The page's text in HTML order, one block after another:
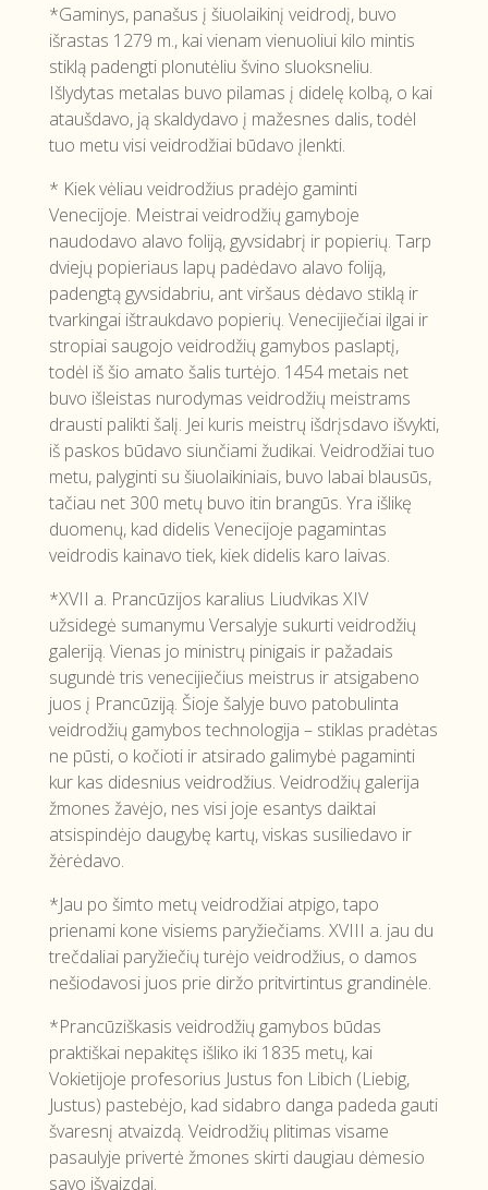
*Gaminys, panašus į šiuolaikinį veidrodį, buvo
išrastas 1279 m., kai vienam vienuoliui kilo mintis
stiklą padengti plonutėliu švino sluoksneliu.
Išlydytas metalas buvo pilamas į didelę kolbą, o kai
ataušdavo, ją skaldydavo į mažesnes dalis, todėl
tuo metu visi veidrodžiai būdavo įlenkti.
* Kiek vėliau veidrodžius pradėjo gaminti
Venecijoje. Meistrai veidrodžių gamyboje
naudodavo alavo foliją, gyvsidabrį ir popierių. Tarp
dviejų popieriaus lapų padėdavo alavo foliją,
padengtą gyvsidabriu, ant viršaus dėdavo stiklą ir
tvarkingai ištraukdavo popierių. Venecijiečiai ilgai ir
stropiai saugojo veidrodžių gamybos paslaptį,
todėl iš šio amato šalis turtėjo. 1454 metais net
buvo išleistas nurodymas veidrodžių meistrams
drausti palikti šalį. Jei kuris meistrų išdrįsdavo išvykti,
iš paskos būdavo siunčiami žudikai. Veidrodžiai tuo
metu, palyginti su šiuolaikiniais, buvo labai blausūs,
tačiau net 300 metų buvo itin brangūs. Yra išlikę
duomenų, kad didelis Venecijoje pagamintas
veidrodis kainavo tiek, kiek didelis karo laivas.
*XVII a. Prancūzijos karalius Liudvikas XIV
užsidegė sumanymu Versalyje sukurti veidrodžių
galeriją. Vienas jo ministrų pinigais ir pažadais
sugundė tris venecijiečius meistrus ir atsigabeno
juos į Prancūziją. Šioje šalyje buvo patobulinta
veidrodžių gamybos technologija – stiklas pradėtas
ne pūsti, o kočioti ir atsirado galimybė pagaminti
kur kas didesnius veidrodžius. Veidrodžių galerija
žmones žavėjo, nes visi joje esantys daiktai
atsispindėjo daugybę kartų, viskas susiliedavo ir
žėrėdavo.
*Jau po šimto metų veidrodžiai atpigo, tapo
prienami kone visiems paryžiečiams. XVIII a. jau du
trečdaliai paryžiečių turėjo veidrodžius, o damos
nešiodavosi juos prie diržo pritvirtintus grandinėle.
*Prancūziškasis veidrodžių gamybos būdas
praktiškai nepakitęs išliko iki 1835 metų, kai
Vokietijoje profesorius Justus fon Libich (Liebig,
Justus) pastebėjo, kad sidabro danga padeda gauti
švaresnį atvaizdą. Veidrodžių plitimas visame
pasaulyje privertė žmones skirti daugiau dėmesio
savo išvaizdai.